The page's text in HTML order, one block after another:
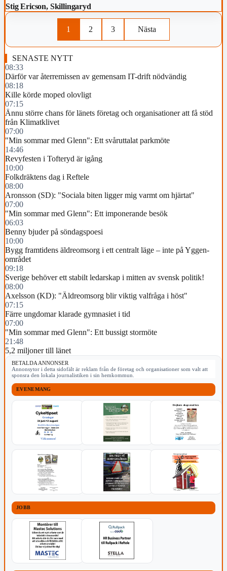
Stig Ericson, Skillingaryd
1 2 3 Nästa
SENASTE NYTT
08:33
Därför var återremissen av gemensam IT-drift nödvändig
08:18
Kille körde moped olovligt
07:15
Ännu större chans för länets företag och organisationer att få stöd
från Klimatklivet
07:00
"Min sommar med Glenn": Ett svåruttalat parkmöte
14:46
Revyfesten i Tofteryd är igång
10:00
Folkdräktens dag i Reftele
08:00
Aronsson (SD): "Sociala biten ligger mig varmt om hjärtat"
07:00
"Min sommar med Glenn": Ett imponerande besök
06:03
Benny bjuder på söndagspoesi
10:00
Bygg framtidens äldreomsorg i ett centralt läge – inte på Yggen-
området
09:18
Sverige behöver ett stabilt ledarskap i mitten av svensk politik!
08:00
Axelsson (KD): "Äldreomsorg blir viktig valfråga i höst"
07:15
Färre ungdomar klarade gymnasiet i tid
07:00
"Min sommar med Glenn": Ett bussigt stormöte
21:48
5,2 miljoner till länet
BETALDA ANNONSER
Annonsytor i detta sidofält är reklam från de företag och organisationer som valt att
sponsra den lokala journalistiken i sin hemkommun.
EVENEMANG
JOBB